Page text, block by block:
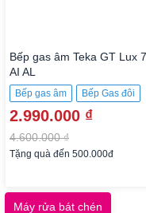
Bếp gas âm Teka GT Lux
AI AL
Bếp gas âm Bếp Gas đôi
2.990.000 ₫
4.600.000 ₫
Tặng quà đến 500.000đ
Máy rửa bát chén